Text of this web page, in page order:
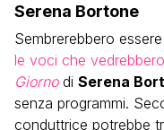
Serena Bortone
Sembrerebbero
le voci che
Giornodi Serena
senza programmi.
conduttrice potrebbe